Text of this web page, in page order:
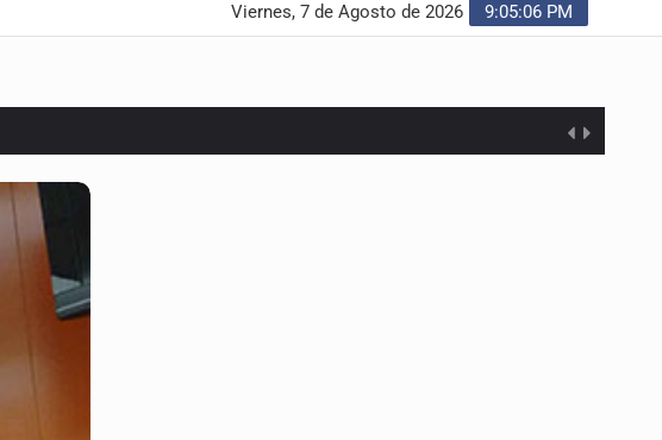
9:05:07 PM
Viernes, 7 de Agosto de 2026